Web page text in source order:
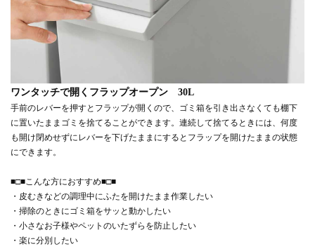
ワンタッチで開くフラップオープン 30L
手前のレバーを押すとフラップが開くので、ゴミ箱を引き出さなくても棚下
に置いたままゴミを捨てることができます。連続して捨てるときには、何度
も開け閉めせずにレバーを下げたままにするとフラップを開けたままの状態
にできます。
■□■こんな方におすすめ■□■
・皮むきなどの調理中にふたを開けたまま作業したい
・掃除のときにゴミ箱をサッと動かしたい
・小さなお子様やペットのいたずらを防止したい
・楽に分別したい